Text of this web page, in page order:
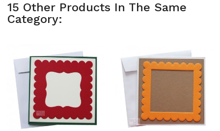
15 Other Products In The Same
Category: